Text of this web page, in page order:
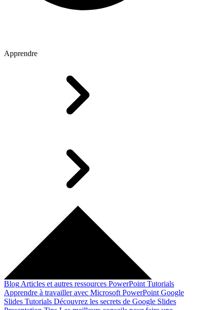
Apprendre
Blog Articles et autres ressources PowerPoint Tutorials
Apprendre à travailler avec Microsoft PowerPoint Google
Slides Tutorials Découvrez les secrets de Google Slides